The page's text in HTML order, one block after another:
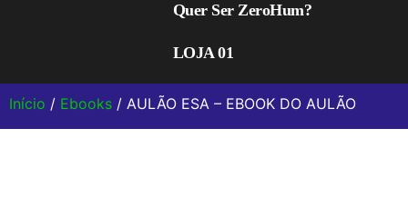
Quer Ser ZeroHum?
LOJA 01
Início / Ebooks / AULÃO ESA – EBOOK DO AULÃO